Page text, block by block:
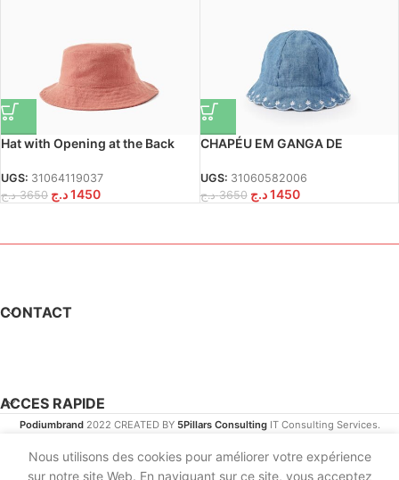
Hat with Opening at the Back
UGS: 31064119037
3650 د.ج 1450د.ج
CHAPÉU EM GANGA DE
PARA BEBÉ E MENINA
UGS: 31060582006
3650 د.ج 1450 د.ج
CONTACT
ACCES RAPIDE
Podiumbrand 2022 CREATED BY 5Pillars ConsultingIT Consulting Services.
Nous utilisons des cookies pour améliorer votre expérience
sur notre site Web. En naviguant sur ce site, vous acceptez